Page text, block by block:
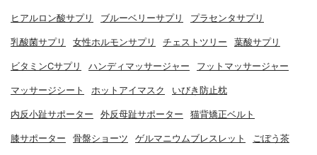
ヒアルロン酸サプリ ブルーベリーサプリ プラセンタサプリ
乳酸菌サプリ 女性ホルモンサプリ チェストツリー 葉酸サプリ
ビタミンCサプリ ハンディマッサージャー フットマッサージャー
マッサージシート ホットアイマスク いびき防止枕
内反小趾サポーター 外反母趾サポーター 猫背矯正ベルト
膝サポーター 骨盤ショーツ ゲルマニウムブレスレット ごぼう茶